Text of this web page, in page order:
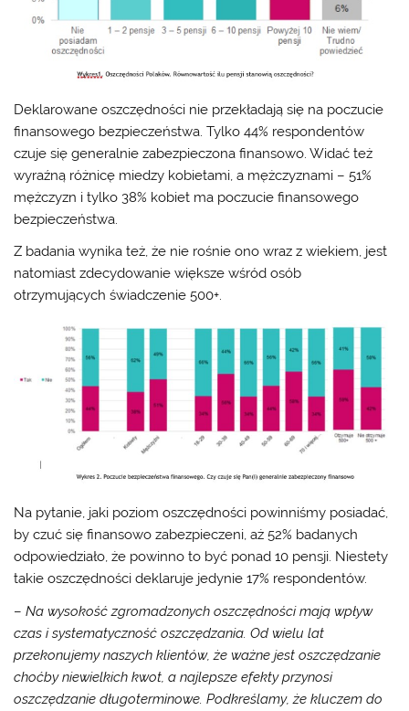
Deklarowane oszczędności nie przekładają się na poczucie
finansowego bezpieczeństwa. Tylko 44% respondentów
czuje się generalnie zabezpieczona finansowo. Widać też
wyraźną różnicę miedzy kobietami, a mężczyznami – 51%
mężczyzn i tylko 38% kobiet ma poczucie finansowego
bezpieczeństwa.
Z badania wynika też, że nie rośnie ono wraz z wiekiem, jest
natomiast zdecydowanie większe wśród osób
otrzymujących świadczenie 500+.
Na pytanie, jaki poziom oszczędności powinniśmy posiadać,
by czuć się finansowo zabezpieczeni, aż 52% badanych
odpowiedziało, że powinno to być ponad 10 pensji. Niestety
takie oszczędności deklaruje jedynie 17% respondentów.
–Na wysokość zgromadzonych oszczędności mają wpływ
czas i systematyczność oszczędzania. Od wielu lat
przekonujemy naszych klientów, że ważne jest oszczędzanie
choćby niewielkich kwot, a najlepsze efekty przynosi
oszczędzanie długoterminowe. Podkreślamy, że kluczem do